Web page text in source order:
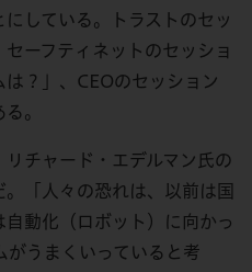
している。トラストのセッ
ーフティネットのセッショ
？」、CEOのセッション
。
チャード・エデルマン氏の
「人々の恐れは、以前は国
動化（ロボット）に向かっ
がうまくいっていると考